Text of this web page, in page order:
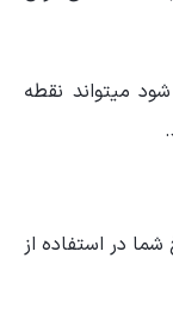
میتواند نقطه
در استفاده از